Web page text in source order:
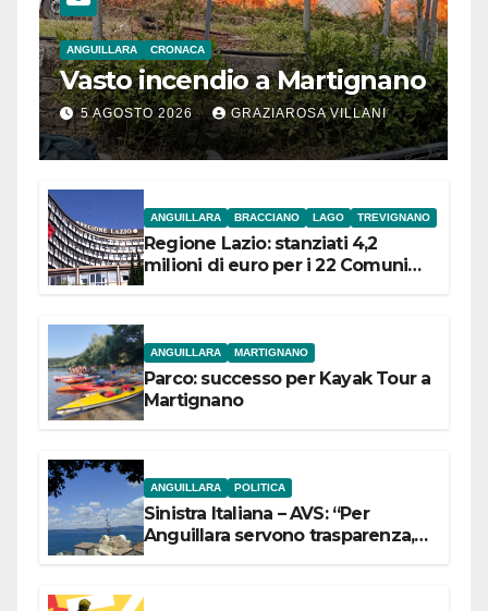
ANGUILLARA CRONACA
Vasto incendio a Martignano
5 AGOSTO 2026 GRAZIAROSA VILLANI
ANGUILLARA BRACCIANO LAGO TREVIGNANO
Regione Lazio: stanziati 4,2
milioni di euro per i 22 Comuni
ANGUILLARA MARTIGNANO
Parco: successo per Kayak Tour a
Martignano
ANGUILLARA POLITICA
Sinistra Italiana – AVS: “Per
Anguillara servono trasparenza,